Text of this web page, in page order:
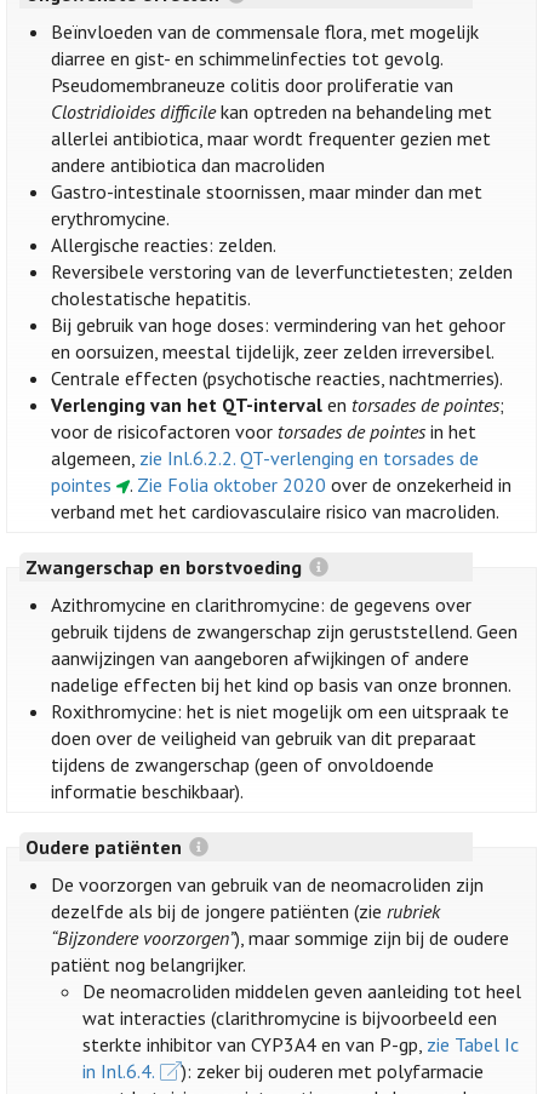
Beïnvloeden van de commensale flora, met mogelijk
diarree en gist- en schimmelinfecties tot gevolg.
Pseudomembraneuze colitis door proliferatie van
Clostridioides difficilekan optreden na behandeling met
allerlei antibiotica, maar wordt frequenter gezien met
andere antibiotica dan macroliden
Gastro-intestinale stoornissen, maar minder dan met
erythromycine.
Allergische reacties: zelden.
Reversibele verstoring van de leverfunctietesten; zelden
cholestatische hepatitis.
Bij gebruik van hoge doses: vermindering van het gehoor
en oorsuizen, meestal tijdelijk, zeer zelden irreversibel.
Centrale effecten (psychotische reacties, nachtmerries).
Verlenging van het QT-interval en torsades de pointes;
voor de risicofactoren voor torsades de pointes in het
algemeen, zie Inl.6.2.2. QT-verlenging en torsades de
pointes
. Zie Folia oktober 2020 over de onzekerheid in
verband met het cardiovasculaire risico van macroliden.
Zwangerschap en borstvoeding
Azithromycine en clarithromycine: de gegevens over
gebruik tijdens de zwangerschap zijn geruststellend. Geen
aanwijzingen van aangeboren afwijkingen of andere
nadelige effecten bij het kind op basis van onze bronnen.
Roxithromycine: het is niet mogelijk om een uitspraak te
doen over de veiligheid van gebruik van dit preparaat
tijdens de zwangerschap (geen of onvoldoende
informatie beschikbaar).
Oudere patiënten
De voorzorgen van gebruik van de neomacroliden zijn
dezelfde als bij de jongere patiënten (zierubriek
“Bijzondere voorzorgen”), maar sommige zijn bij de oudere
patiënt nog belangrijker.
De neomacroliden middelen geven aanleiding tot heel
wat interacties (clarithromycine is bijvoorbeeld een
sterkte inhibitor van CYP3A4 en van P-gp, zie Tabel Ic
in Inl.6.4.
): zeker bij ouderen met polyfarmacie